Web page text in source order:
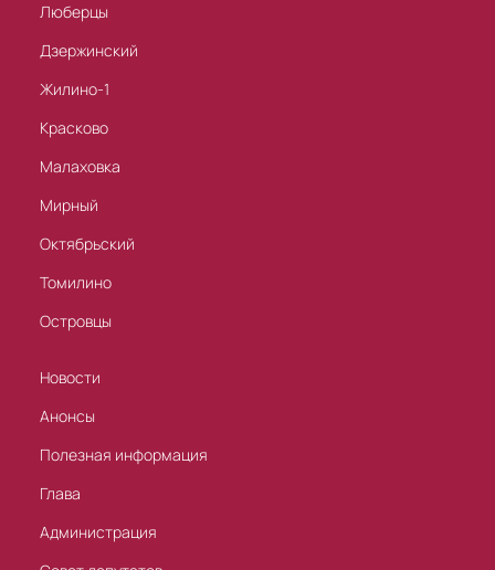
Люберцы
Дзержинский
Жилино-1
Красково
Малаховка
Мирный
Октябрьский
Томилино
Островцы
Новости
Анонсы
Полезная информация
Глава
Администрация